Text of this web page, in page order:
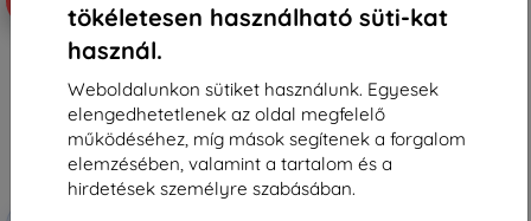
tökéletesen használható süti-kat
használ.
Weboldalunkon sütiket használunk. Egyesek
elengedhetetlenek az oldal megfelelő
működéséhez, míg mások segítenek a forgalom
elemzésében, valamint a tartalom és a
hirdetések személyre szabásában.